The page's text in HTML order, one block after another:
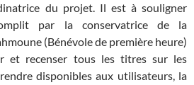
du projet. Il est à souligner
par la conservatrice de la
(Bénévole de première heure)
et recenser tous les titres sur les
disponibles aux utilisateurs, la